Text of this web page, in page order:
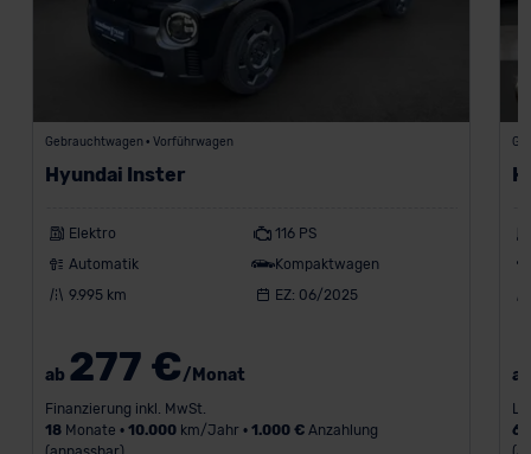
Gebrauchtwagen • Vorführwagen
Hyundai Inster
Elektro
116 PS
Automatik
Kompaktwagen
9.995 km
EZ: 06/2025
ab 277 €/Monat
Finanzierung inkl. MwSt.
18Monate • 10.000km/Jahr • 1.000 €Anzahlung
60